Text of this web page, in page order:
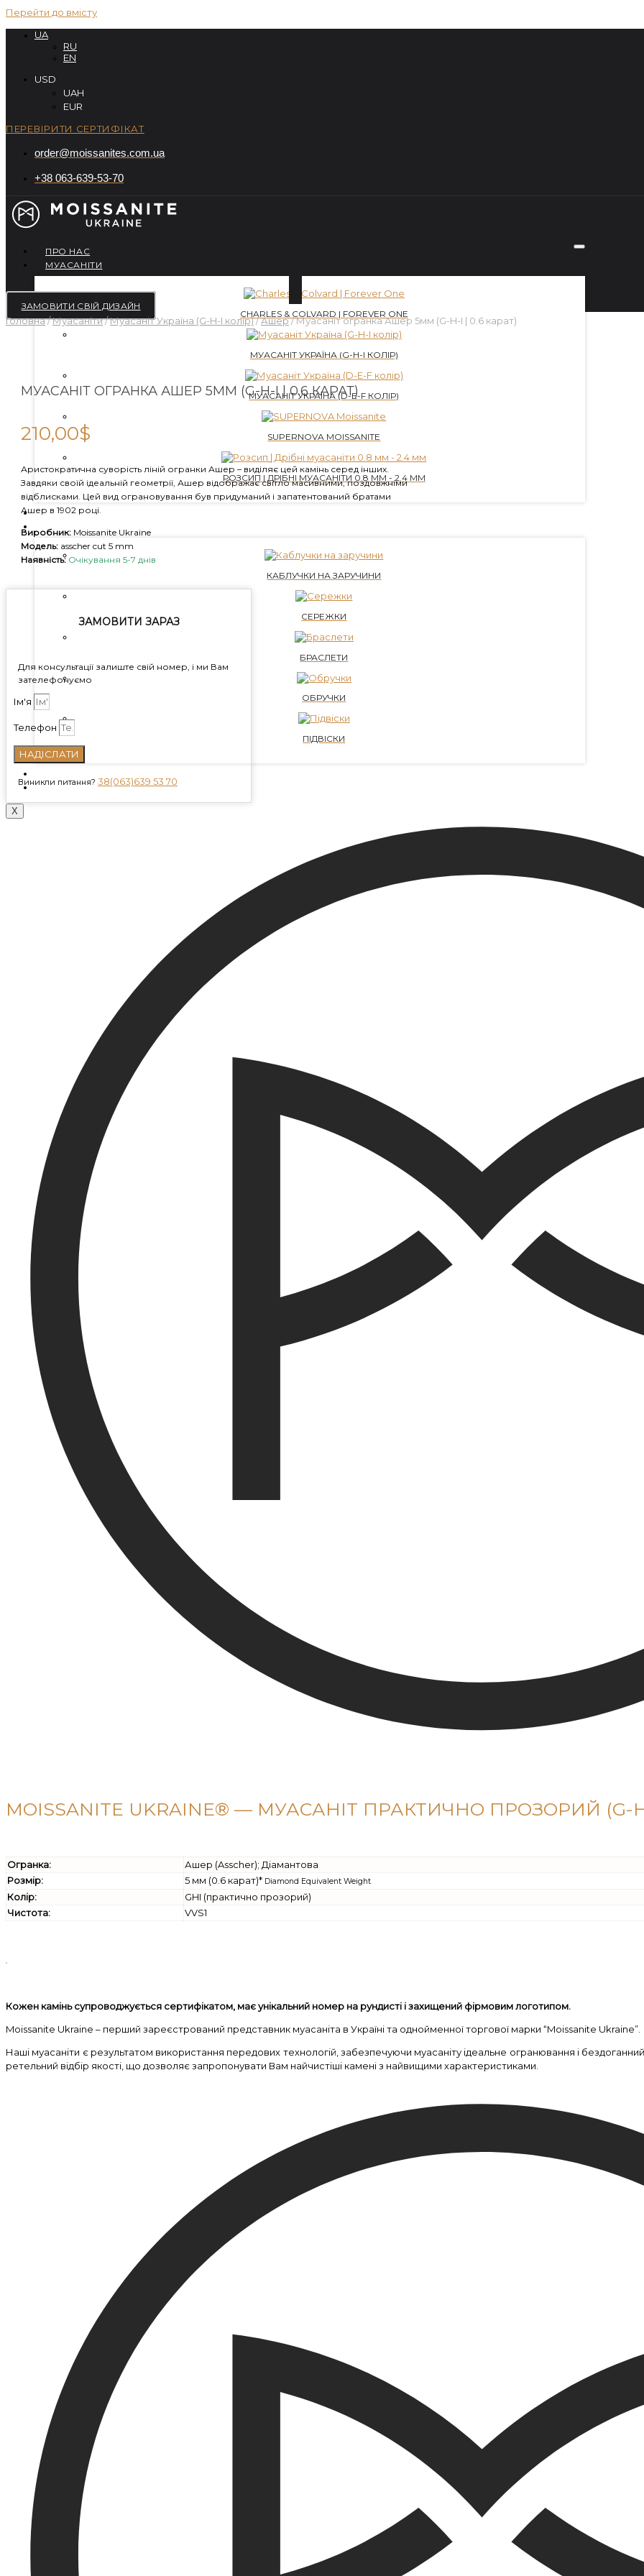
Перейти до вмісту
UA
RU
EN
USD
UAH
EUR
ПЕРЕВІРИТИ СЕРТИФІКАТ
order@moissanites.com.ua
+38 063-639-53-70
ПРО НАС
МУАСАНІТИ
CHARLES & COLVARD | FOREVER ONE
МУАСАНІТ УКРАЇНА (G-H-I КОЛІР)
МУАСАНІТ УКРАЇНА (D-E-F КОЛІР)
SUPERNOVA MOISSANITE
РОЗСИП | ДРІБНІ МУАСАНІТИ 0.8 ММ - 2.4 ММ
ВИРОЩЕНІ ДІАМАНТИ
ПРИКРАСИ
КАБЛУЧКИ НА ЗАРУЧИНИ
СЕРЕЖКИ
БРАСЛЕТИ
ОБРУЧКИ
ПІДВІСКИ
БЛОГ
X
ЗАМОВИТИ СВІЙ ДИЗАЙН
Головна/Муасаніти/Муасаніт Україна (G-H-I колір)/Ашер/ Муасаніт огранка Ашер 5мм (G-H-I | 0.6 карат)
МУАСАНІТ ОГРАНКА АШЕР 5ММ (G-H-I | 0.6 КАРАТ)
210,00$
Аристократична суворість ліній огранки Ашер – виділяє цей камінь серед інших.
Завдяки своїй ідеальній геометрії, Ашер відображає світло масивними, поздовжніми
відблисками. Цей вид ограновування був придуманий і запатентований братами
Ашер в 1902 році.
Виробник: Moissanite Ukraine
Модель: asscher cut 5 mm
Наявність:Очікування 5-7 днів
ЗАМОВИТИ ЗАРАЗ
Для консультації залиште свій номер, і ми Вам
зателефонуємо
Ім'я
Телефон
НАДІСЛАТИ
Виникли питання? 38(063)639 53 70
MOISSANITE UKRAINE® — МУАСАНІТ ПРАКТИЧНО ПРОЗОРИЙ (G-
Огранка:
Ашер (Asscher); Діамантова
Розмір:
5 мм (0.6 карат)* Diamond Equivalent Weight
Колір:
GHI (практично прозорий)
Чистота:
VVS1
Кожен камінь супроводжується сертифікатом, має унікальний номер на рундисті і захищений фірмовим логотипом.
Moissanite Ukraine – перший зареєстрований представник муасаніта в Україні та однойменної торгової марки “Moissanite Ukraine”.
Наші муасаніти є результатом використання передових технологій, забезпечуючи муасаніту ідеальне огранювання і
ретельний відбір якості, що дозволяє запропонувати Вам найчистіші камені з найвищими характеристиками.